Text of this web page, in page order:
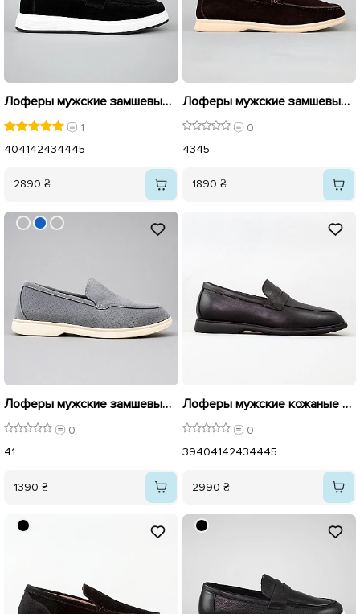
Лоферы мужские замшевые 594533 Черные
1
404142434445
2890 ₴
Лоферы мужские замшевые 594777 Коричневые
0
4345
1890 ₴
Лоферы мужские замшевые перфорация 595657 Серые
0
41
1390 ₴
Лоферы мужские кожаные 595598 Черные
0
39404142434445
2990 ₴